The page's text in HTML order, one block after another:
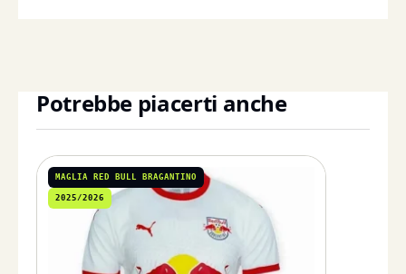
Potrebbe piacerti anche
MAGLIA RED BULL BRAGANTINO
2025/2026